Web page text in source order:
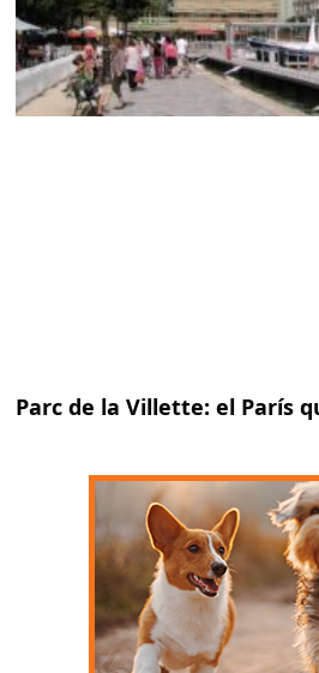
Parc de la Villette: el París